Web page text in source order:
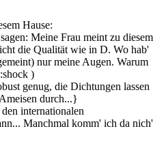
Hause:
Meine Frau meint zu diesem
die Qualität wie in D. Wo hab'
nur meine Augen. Warum
)
genug, die Dichtungen lassen
durch...}
internationalen
Manchmal komm' ich da nich'